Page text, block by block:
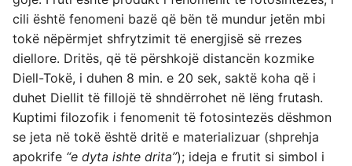
cili është fenomeni bazë që bën të mundur jetën mbi
tokë nëpërmjet shfrytzimit të energjisë së rrezes
diellore. Dritës, që të përshkojë distancën kozmike
Diell-Tokë, i duhen 8 min. e 20 sek, saktë koha që i
duhet Diellit të fillojë të shndërrohet në lëng frutash.
Kuptimi filozofik i fenomenit të fotosintezës dëshmon
se jeta në tokë është dritë e materializuar (shprehja
apokrife “e dyta ishte drita”); ideja e frutit si simbol i